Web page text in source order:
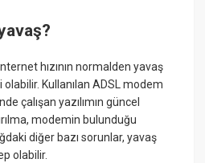
hızının normalden yavaş
olabilir. Kullanılan ADSL modem
çalışan yazılımın güncel
modemin bulunduğu
diğer bazı sorunlar, yavaş
olabilir.